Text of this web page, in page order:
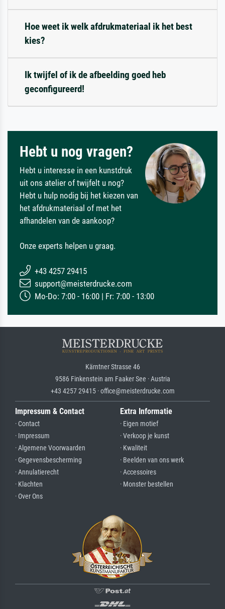
Hoe weet ik welk afdrukmateriaal ik het best
kies?
Ik twijfel of ik de afbeelding goed heb
geconfigureerd!
Hebt u nog vragen?
Hebt u interesse in een kunstdruk
uit ons atelier of twijfelt u nog?
Hebt u hulp nodig bij het kiezen van
het afdrukmateriaal of met het
afhandelen van de aankoop?
Onze experts helpen u graag.
+43 4257 29415
support@meisterdrucke.com
Mo-Do: 7:00 - 16:00 | Fr: 7:00 - 13:00
Kärntner Strasse 46
9586 Finkenstein am Faaker See · Austria
+43 4257 29415 · office@meisterdrucke.com
Impressum & Contact
· Contact
· Impressum
· Algemene Voorwaarden
· Gegevensbescherming
· Annulatierecht
· Klachten
· Over Ons
Extra Informatie
· Eigen motief
· Verkoop je kunst
· Kwaliteit
· Beelden van ons werk
· Accessoires
· Monster bestellen